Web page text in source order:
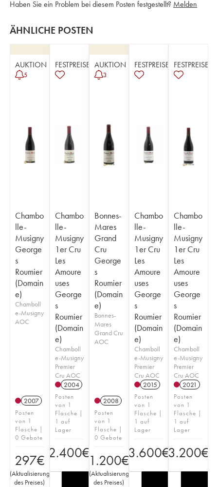
Haben Sie ein Problem bei diesem Posten festgestellt? Melden
ÄHNLICHE POSTEN
AUKTION
5
Chambo
lle-
Musigny
George
s
Roumier
(Domain
e)
Chamboll
e-Musigny
AOC
2007
Posten
von 1
Flasche |
0 Gebote
297€
(Aktualisierung
des Preises)
FESTPREISE
Chambo
lle-
Musigny
1er Cru
Les
Amoure
uses
George
s
Roumier
(Domain
e)
Chamboll
e-Musigny
Premier
Cru AOC
2004
Posten
von 1
Flasche |
1 auf
Lager
2.400€
AUKTION
3
Bonnes-
Mares
Grand
Cru
George
s
Roumier
(Domain
e)
Bonnes-
Mares
Grand Cru
AOC
2008
Posten
von 1
Flasche |
0 Gebote
1.200€
(Aktualisierung
des Preises)
FESTPREISE
Chambo
lle-
Musigny
1er Cru
Les
Amoure
uses
George
s
Roumier
(Domain
e)
Chamboll
e-Musigny
Premier
Cru AOC
2015
Posten
von 1
Flasche |
1 auf
Lager
3.600€
FESTPREISE
Chambo
lle-
Musigny
1er Cru
Les
Amoure
uses
George
s
Roumier
(Domain
e)
Chamboll
e-Musigny
Premier
Cru AOC
2021
Posten
von 1
Flasche |
1 auf
Lager
3.200€